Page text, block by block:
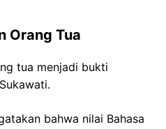
Orang Tua
tua menjadi bukti
bahwa nilai Bahasa